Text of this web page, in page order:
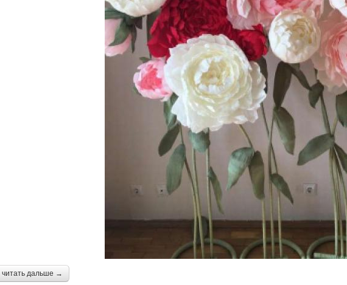
читать дальше →